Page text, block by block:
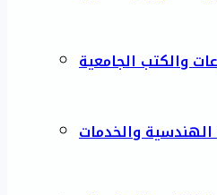
والكتب الجامعية
والخدمات